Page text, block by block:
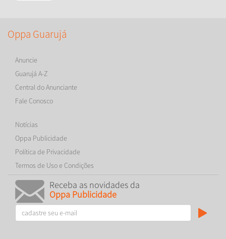
Oppa Guarujá
Anuncie
Guarujá A-Z
Central do Anunciante
Fale Conosco
Notícias
Oppa Publicidade
Política de Privacidade
Termos de Uso e Condições
Receba as novidades da
Oppa Publicidade